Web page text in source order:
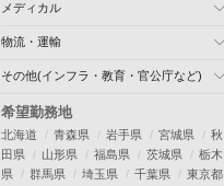
メディカル
物流・運輸
その他(インフラ・教育・官公庁など)
希望勤務地
北海道 青森県 岩手県 宮城県
秋
田県
山形県 福島県 茨城県
栃木
県
群馬県 埼玉県 千葉県
東京都